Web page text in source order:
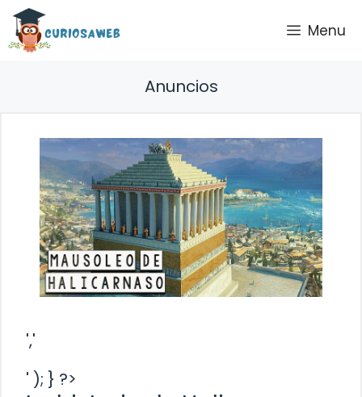
Saltar
contenido
Menu
Anuncios
','
' ); } ?>